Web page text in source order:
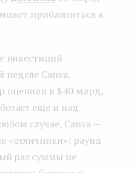
приблизиться к
инвестиций
Canva.
оценили в $40 млрд,
еще и над
случае, Canva —
«отличники»: раунд
раз суммы не